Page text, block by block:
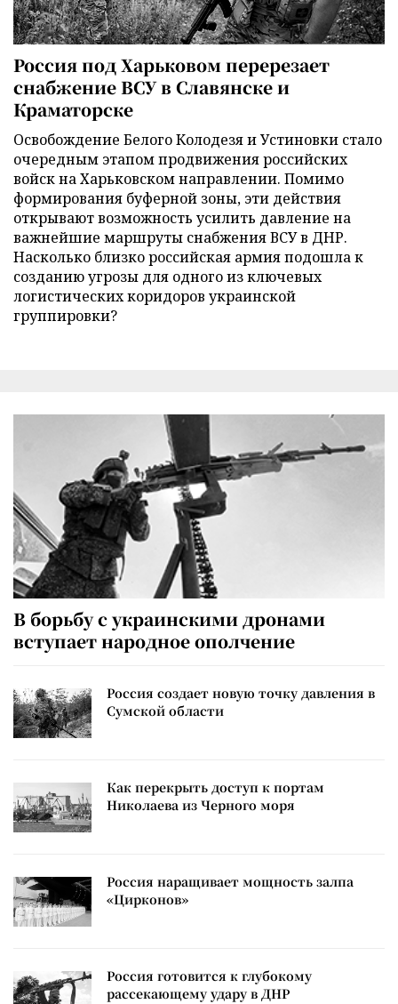
Россия под Харьковом перерезает
снабжение ВСУ в Славянске и
Краматорске
Освобождение Белого Колодезя и Устиновки стало
очередным этапом продвижения российских
войск на Харьковском направлении. Помимо
формирования буферной зоны, эти действия
открывают возможность усилить давление на
важнейшие маршруты снабжения ВСУ в ДНР.
Насколько близко российская армия подошла к
созданию угрозы для одного из ключевых
логистических коридоров украинской
группировки?
В борьбу с украинскими дронами
вступает народное ополчение
Россия создает новую точку давления в
Сумской области
Как перекрыть доступ к портам
Николаева из Черного моря
Россия наращивает мощность залпа
«Цирконов»
Россия готовится к глубокому
рассекающему удару в ДНР